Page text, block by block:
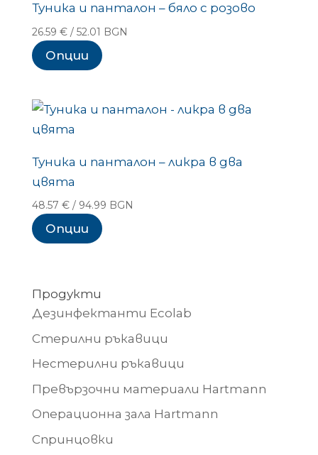
Туника и панталон – бяло с розово
26.59 € / 52.01 BGN
Опции
Туника и панталон – ликра в два
цвята
48.57 € / 94.99 BGN
Опции
Продукти
Дезинфектанти Ecolab
Стерилни ръкавици
Нестерилни ръкавици
Превързочни материали Hartmann
Операционна зала Hartmann
Спринцовки